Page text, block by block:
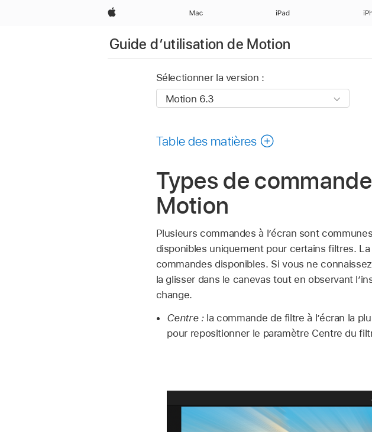
Apple Mac iPad
Guide d’utilisation de Motion
Sélectionner la version :
Table des matières
Types de
Motion
Plusieurs commandes à l’écran sont
disponibles uniquement pour certains filtres.
commandes disponibles. Si vous ne
la glisser dans le canevas tout en observant
change.
Centre :la commande de filtre à l’écran la
pour repositionner le paramètre Centre du